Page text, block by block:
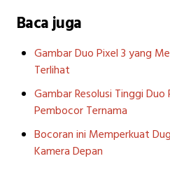
Baca juga
Gambar Duo Pixel 3 yang
Terlihat
Gambar Resolusi Tinggi
Pembocor Ternama
Bocoran ini Memperkuat
Kamera Depan